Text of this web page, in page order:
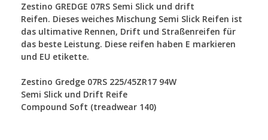
Zestino GREDGE 07RS Semi Slick und drift
Reifen. Dieses weiches Mischung Semi Slick Reifen ist
das ultimative Rennen, Drift und Straßenreifen für
das beste Leistung. Diese reifen haben E markieren
und EU etikette.
Zestino Gredge 07RS 225/45ZR17 94W
Semi Slick und Drift Reife
Compound Soft (treadwear 140)